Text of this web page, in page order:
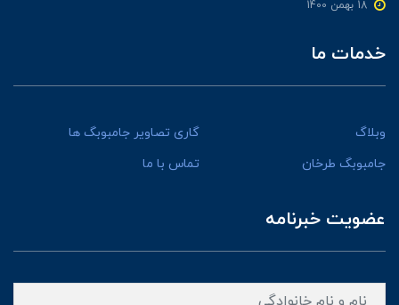
خدمات ما
وبلاگ
گاری تصاویر جامبوبگ ها
جامبوبگ طرخان
تماس با ما
عضویت خبرنامه